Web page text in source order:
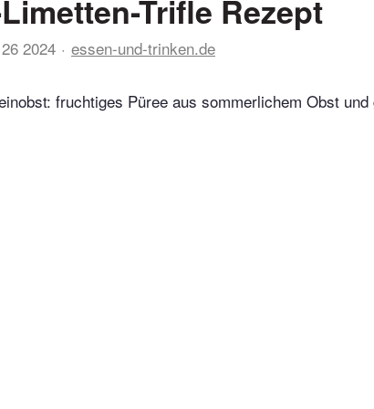
Trifle Rezept
2024 essen-und-trinken.de
fruchtiges Püree aus sommerlichem Obst